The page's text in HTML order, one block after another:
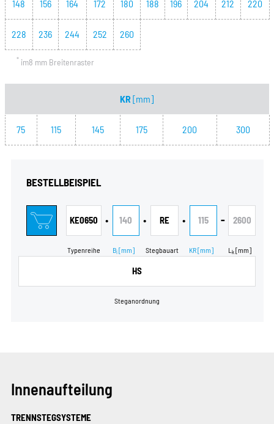
148 156 164 172 180 188 196 204 212 220
228 236 244 252 260
*im8 mm Breitenraster
KR[mm]
75 115 145 175 200 300
BESTELLBEISPIEL
KE0650
Typenreihe
• 140
Bi[mm]
• RE
Stegbauart
• 115
KR[mm]
- 2600
L k [mm]
HS
Steganordnung
Innenaufteilung
TRENNSTEGSYSTEME